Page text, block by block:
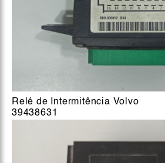
Relé de Intermitência Volvo
39438631